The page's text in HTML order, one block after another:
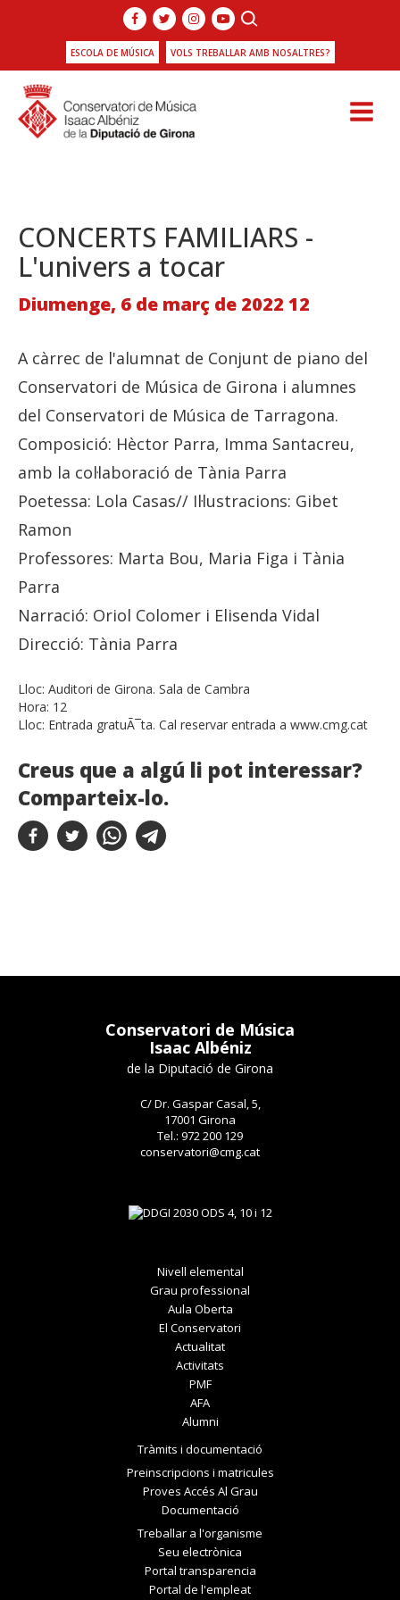
ESCOLA DE MÚSICA VOLS TREBALLAR AMB NOSALTRES?
CONCERTS FAMILIARS -
L'univers a tocar
Diumenge, 6 de març de 2022 12
A càrrec de l'alumnat de Conjunt de piano del
Conservatori de Música de Girona i alumnes
del Conservatori de Música de Tarragona.
Composició: Hèctor Parra, Imma Santacreu,
amb la col·laboració de Tània Parra
Poetessa: Lola Casas// Il·lustracions: Gibet
Ramon
Professores: Marta Bou, Maria Figa i Tània
Parra
Narració: Oriol Colomer i Elisenda Vidal
Direcció: Tània Parra
Lloc: Auditori de Girona. Sala de Cambra
Hora: 12
Lloc: Entrada gratuÃ¯ta. Cal reservar entrada a www.cmg.cat
Creus que a algú li pot interessar?
Comparteix-lo.
Conservatori de Música
Isaac Albéniz
de la Diputació de Girona
C/ Dr. Gaspar Casal, 5,
17001 Girona
Tel.: 972 200 129
conservatori@cmg.cat
Nivell elemental
Grau professional
Aula Oberta
El Conservatori
Actualitat
Activitats
PMF
AFA
Alumni
Tràmits i documentació
Preinscripcions i matricules
Proves Accés Al Grau
Documentació
Treballar a l'organisme
Seu electrònica
Portal transparencia
Portal de l'empleat